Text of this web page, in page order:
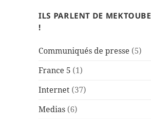
ILS PARLENT DE MEKTOUBE
!
Communiqués de presse (5)
France 5 (1)
Internet (37)
Medias (6)